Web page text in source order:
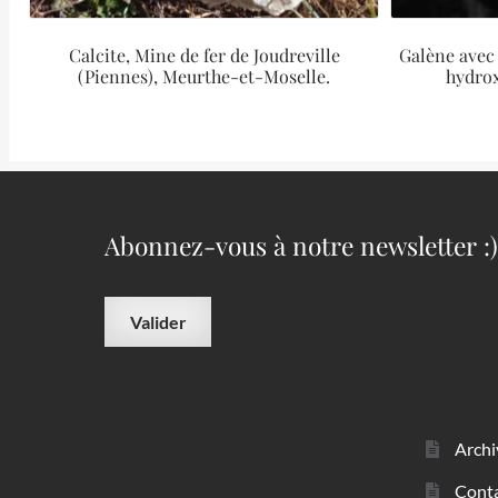
Calcite, Mine de fer de Joudreville
(Piennes), Meurthe-et-Moselle.
Galène
Abonnez-vous à notre newsletter :)